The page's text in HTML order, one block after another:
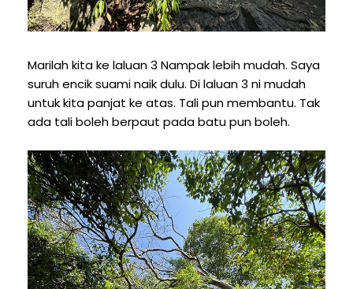
Marilah kita ke laluan 3 Nampak lebih mudah. Saya
suruh encik suami naik dulu. Di laluan 3 ni mudah
untuk kita panjat ke atas. Tali pun membantu. Tak
ada tali boleh berpaut pada batu pun boleh.